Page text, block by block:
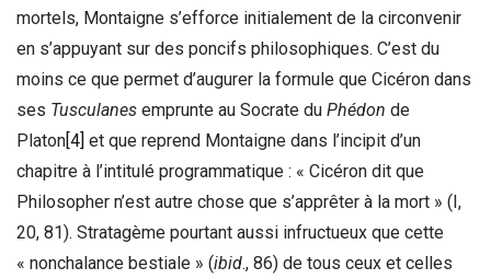
mortels, Montaigne s’efforce initialement de la circonvenir
en s’appuyant sur des poncifs philosophiques. C’est du
moins ce que permet d’augurer la formule que Cicéron dans
ses Tusculanes emprunte au Socrate du Phédon de
Platon [4] et que reprend Montaigne dans l’incipit d’un
chapitre à l’intitulé programmatique : « Cicéron dit que
Philosopher n’est autre chose que s’apprêter à la mort » (I,
20, 81). Stratagème pourtant aussi infructueux que cette
« nonchalance bestiale » (ibid., 86) de tous ceux et celles